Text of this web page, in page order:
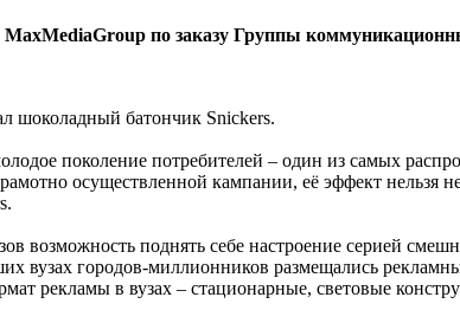
MaxMediaGroup по заказу Группы
шоколадный батончик Snickers.
поколение потребителей – один из самых
осуществленной кампании, её эффект нельзя
возможность поднять себе настроение серией
вузах городов-миллионников размещались
рекламы в вузах – стационарные, световые